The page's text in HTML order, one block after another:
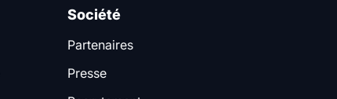
Société
Partenaires
Presse